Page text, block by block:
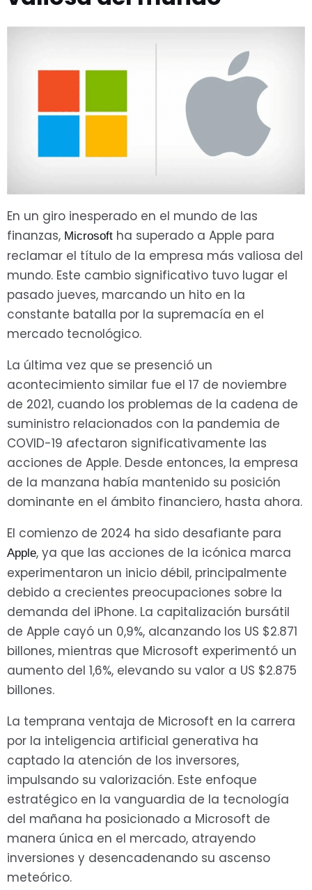
En un giro inesperado en el mundo de las
finanzas, Microsoft ha superado a Apple para
reclamar el título de la empresa más valiosa del
mundo. Este cambio significativo tuvo lugar el
pasado jueves, marcando un hito en la
constante batalla por la supremacía en el
mercado tecnológico.
La última vez que se presenció un
acontecimiento similar fue el 17 de noviembre
de 2021, cuando los problemas de la cadena de
suministro relacionados con la pandemia de
COVID-19 afectaron significativamente las
acciones de Apple. Desde entonces, la empresa
de la manzana había mantenido su posición
dominante en el ámbito financiero, hasta ahora.
El comienzo de 2024 ha sido desafiante para
Apple, ya que las acciones de la icónica marca
experimentaron un inicio débil, principalmente
debido a crecientes preocupaciones sobre la
demanda del iPhone. La capitalización bursátil
de Apple cayó un 0,9%, alcanzando los US $2.871
billones, mientras que Microsoft experimentó un
aumento del 1,6%, elevando su valor a US $2.875
billones.
La temprana ventaja de Microsoft en la carrera
por la inteligencia artificial generativa ha
captado la atención de los inversores,
impulsando su valorización. Este enfoque
estratégico en la vanguardia de la tecnología
del mañana ha posicionado a Microsoft de
manera única en el mercado, atrayendo
inversiones y desencadenando su ascenso
meteórico.